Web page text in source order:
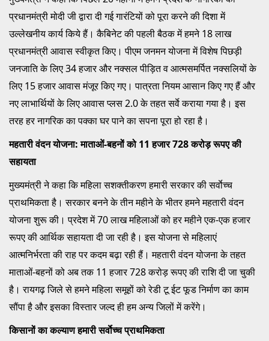
प्रधानमंत्री मोदी जी द्वारा दी गई गारंटियों को पूरा करने की दिशा में
उल्लेखनीय कार्य किये हैं। कैबिनेट की पहली बैठक में हमने 18 लाख
प्रधानमंत्री आवास स्वीकृत किए। पीएम जनमन योजना में विशेष पिछड़ी
जनजाति के लिए 34 हजार और नक्सल पीड़ित व आत्मसमर्पित नक्सलियों के
लिए 15 हजार आवास मंजूर किए गए। पात्रता नियम आसान किए गए हैं और
नए लाभार्थियों के लिए आवास प्लस 2.0 के तहत सर्वे कराया गया है। इस
तरह हर नागरिक का पक्का घर पाने का सपना पूरा हो रहा है।
महतारी वंदन योजना: माताओं-बहनों को 11 हजार 728 करोड़ रूपए की
सहायता
मुख्यमंत्री ने कहा कि महिला सशक्तीकरण हमारी सरकार की सर्वाेच्च
प्राथमिकता है। सरकार बनने के तीन महीने के भीतर हमने महतारी वंदन
योजना शुरू की। प्रदेश में 70 लाख महिलाओं को हर महीने एक-एक हजार
रूपए की आर्थिक सहायता दी जा रही है। इस योजना से महिलाएं
आत्मनिर्भरता की राह पर कदम बढ़ा रही हैं। महतारी वंदन योजना के तहत
माताओं-बहनों को अब तक 11 हजार 728 करोड़ रूपए की राशि दी जा चुकी
है। रायगढ़ जिले से हमने महिला समूहों को रेडी टू ईट फूड निर्माण का काम
सौंपा है और इसका विस्तार जल्द ही हम अन्य जिलों में करेंगे।
किसानों का कल्याण हमारी सर्वाेच्च प्राथमिकता